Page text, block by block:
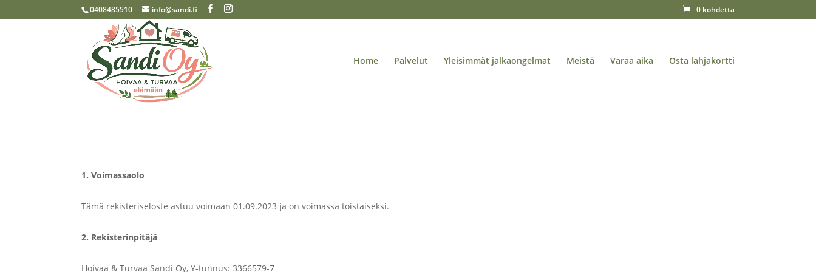
0408485510 info@sandi.fi 0 kohdetta
Home Palvelut Yleisimmät jalkaongelmat Meistä Varaa aika Osta lahjakortti
1. Voimassaolo
Tämä rekisteriseloste astuu voimaan 01.09.2023 ja on voimassa toistaiseksi.
2. Rekisterinpitäjä
Hoivaa & Turvaa Sandi Oy, Y-tunnus: 3366579-7